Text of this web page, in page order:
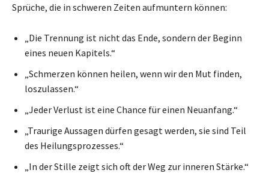
Sprüche, die in schweren Zeiten aufmuntern können:
„Die Trennung ist nicht das Ende, sondern der Beginn
eines neuen Kapitels.“
„Schmerzen können heilen, wenn wir den Mut finden,
loszulassen.“
„Jeder Verlust ist eine Chance für einen Neuanfang.“
„Traurige Aussagen dürfen gesagt werden, sie sind Teil
des Heilungsprozesses.“
„In der Stille zeigt sich oft der Weg zur inneren Stärke.“